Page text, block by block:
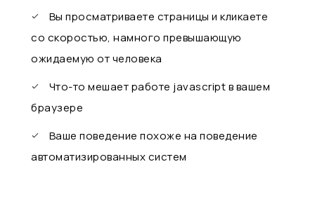
Вы просматриваете страницы и кликаете
со скоростью, намного превышающую
ожидаемую от человека
Что-то мешает работе javascript в вашем
браузере
Ваше поведение похоже на поведение
автоматизированных систем